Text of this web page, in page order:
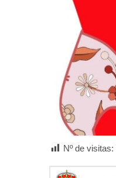
Nº de visitas: